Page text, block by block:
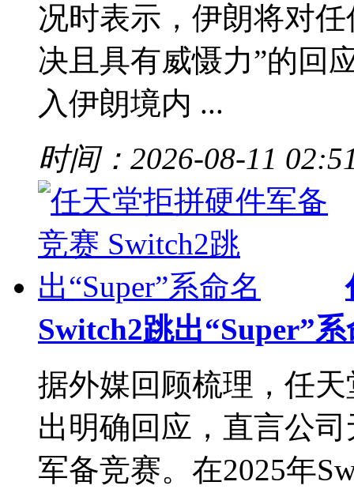
况时表示，伊朗将对
决且具有威慑力”的回
入伊朗境内 ...
时间：2026-08-11
Switch2跳出“Super”
据外媒回顾梳理，任
出明确回应，直言公
军备竞赛。在2025年